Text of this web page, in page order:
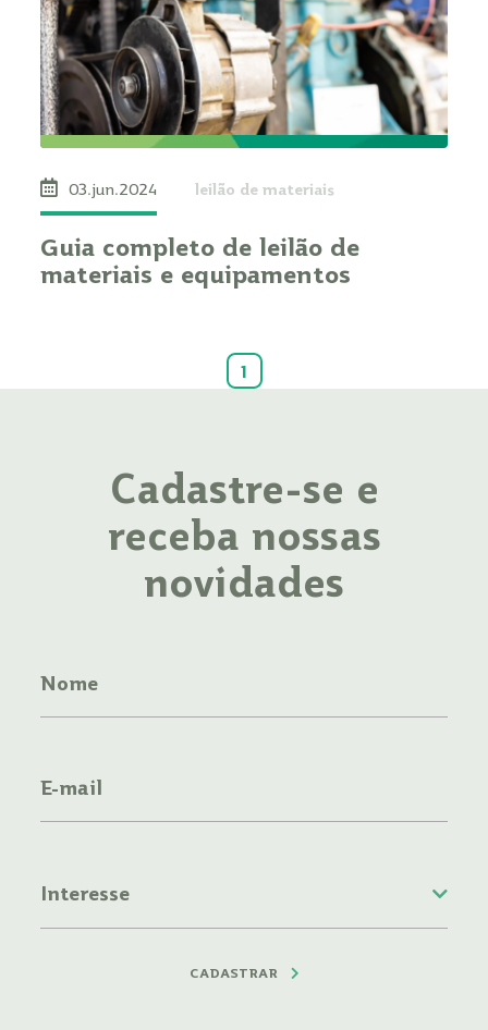
03.jun.2024 leilão de materiais
Guia completo de leilão de
materiais e equipamentos
1
Cadastre-se e
receba nossas
novidades
CADASTRAR